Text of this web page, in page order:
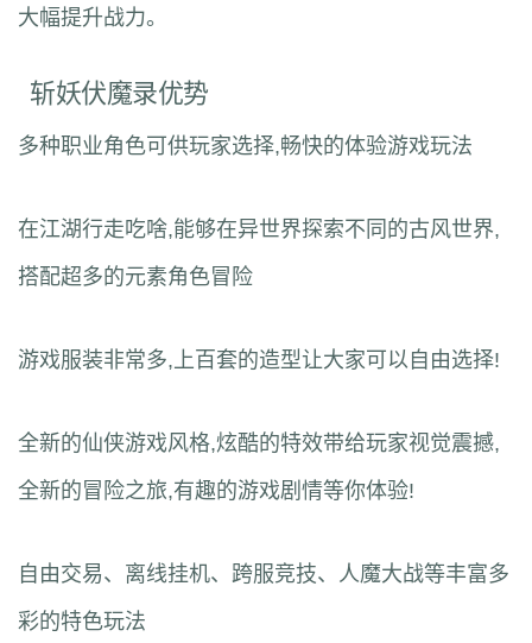
大幅提升战力。
斩妖伏魔录优势
多种职业角色可供玩家选择,畅快的体验游戏玩法
在江湖行走吃啥,能够在异世界探索不同的古风世界,
搭配超多的元素角色冒险
游戏服装非常多,上百套的造型让大家可以自由选择!
全新的仙侠游戏风格,炫酷的特效带给玩家视觉震撼,
全新的冒险之旅,有趣的游戏剧情等你体验!
自由交易、离线挂机、跨服竞技、人魔大战等丰富多
彩的特色玩法